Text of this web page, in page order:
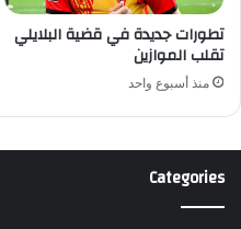
تطورات جديدة في قضية البلايلي
تقلب الموازين
منذ أسبوع واحد
Categories